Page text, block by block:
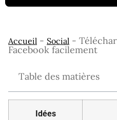
Accueil - Social -
Facebook facilement
Table des matières
Idées